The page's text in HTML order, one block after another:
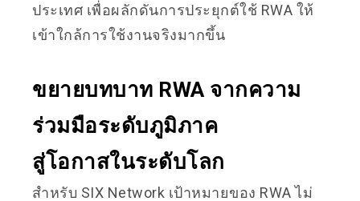
ประเทศ เพื่อผลักดันการประยุกต์ใช้ RWA ให้
เข้าใกล้การใช้งานจริงมากขึ้น
ขยายบทบาท RWA จากความ
ร่วมมือระดับภูมิภาค
สู่โอกาสในระดับโลก
สำหรับ SIX Network เป้าหมายของ RWA ไม่